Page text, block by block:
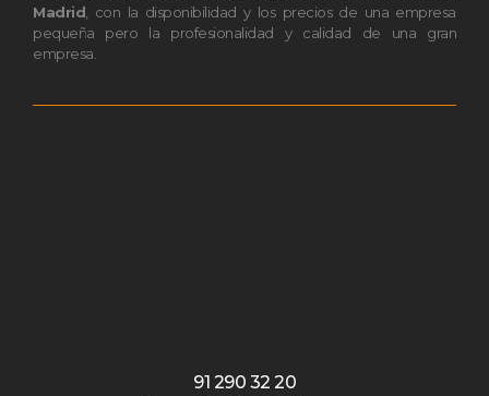
Madrid , con la disponibilidad y los precios de una empresa
pequeña pero la profesionalidad y calidad de una gran
empresa.
91 290 32 20